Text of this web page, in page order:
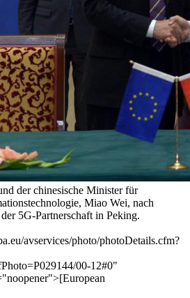
der chinesische Minister für
Miao Wei, nach
5G-Partnerschaft in Peking.
avservices/photo/photoDetails.cfm?
00-12#0"